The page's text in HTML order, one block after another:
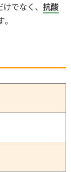
でなく、 抗酸